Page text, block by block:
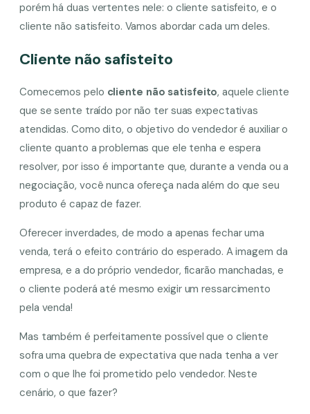
porém há duas vertentes nele: o cliente satisfeito, e o
cliente não satisfeito. Vamos abordar cada um deles.
Cliente não safisteito
Comecemos pelo cliente não satisfeito, aquele cliente
que se sente traído por não ter suas expectativas
atendidas. Como dito, o objetivo do vendedor é auxiliar o
cliente quanto a problemas que ele tenha e espera
resolver, por isso é importante que, durante a venda ou a
negociação, você nunca ofereça nada além do que seu
produto é capaz de fazer.
Oferecer inverdades, de modo a apenas fechar uma
venda, terá o efeito contrário do esperado. A imagem da
empresa, e a do próprio vendedor, ficarão manchadas, e
o cliente poderá até mesmo exigir um ressarcimento
pela venda!
Mas também é perfeitamente possível que o cliente
sofra uma quebra de expectativa que nada tenha a ver
com o que lhe foi prometido pelo vendedor. Neste
cenário, o que fazer?